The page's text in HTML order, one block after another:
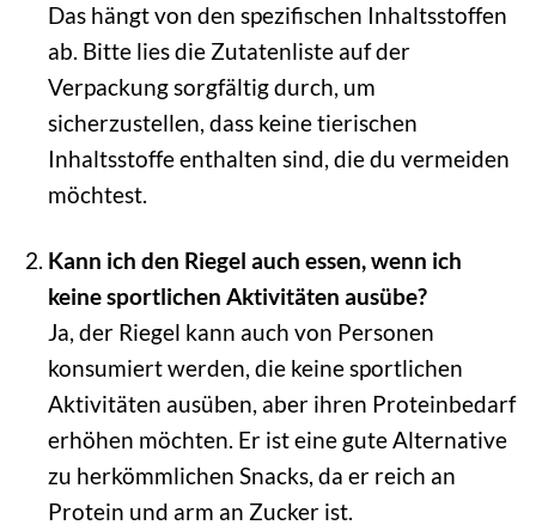
Das hängt von den spezifischen Inhaltsstoffen
ab. Bitte lies die Zutatenliste auf der
Verpackung sorgfältig durch, um
sicherzustellen, dass keine tierischen
Inhaltsstoffe enthalten sind, die du vermeiden
möchtest.
Kann ich den Riegel auch essen, wenn ich
keine sportlichen Aktivitäten ausübe?
Ja, der Riegel kann auch von Personen
konsumiert werden, die keine sportlichen
Aktivitäten ausüben, aber ihren Proteinbedarf
erhöhen möchten. Er ist eine gute Alternative
zu herkömmlichen Snacks, da er reich an
Protein und arm an Zucker ist.